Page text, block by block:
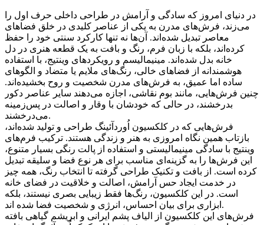
در دنیای امروز که سادگی و آرامش در طراحی داخلی حرف اول را
می‌زند، فرش‌های مدرن به یکی از عناصر کلیدی در خلق فضاهای
معاصر تبدیل شده‌اند. آن‌ها نه تنها کارکرد سنتی خود را حفظ
کرده‌اند، بلکه با زبان فرم، رنگ و بافت به یک قطعه هنری در دل
خانه بدل شده‌اند. مینیمالیسم و رویکردهای وینتیج، با استفاده
هوشمندانه از فضاهای خالی، رنگ‌های ملایم یا متضاد و الگوهای
ساده اما عمیق، به فرش‌های مدرن شخصیت و روح بخشیده‌اند.
چنین فرش‌هایی، مانند بوم نقاشی، اجازه می‌دهند سایر عناصر دکور
بدرخشند، در حالی که خودشان با وقار و اصالت در پس‌زمینه
می‌درخشند.
فرش‌هایی که در کلکسیون اُوردآئينگ طراحی و تولید شده‌اند،
بازتاب همین نگاه امروزی به هنر و زندگی هستند. ترکیب فرم‌های
وینتیج با سادگی مینیمالیستی و استفاده از پالت رنگی بسیار متنوع،
این فرش‌ها را به گزینه‌ای مناسب برای هر نوع فضا و سلیقه تبدیل
کرده است. از بافت و تکنیک طراحی گرفته تا انتخاب رنگ، همه چیز
در خدمت ایجاد حس آرامش، اصالت و خلاقیت در فضای خانه
است. در این کلکسیون، رنگ‌ها فقط زیبایی بصری نیستند، بلکه
ابزاری برای بیان احساس، انرژی و شخصیت فضا شده اند.
فرش‌های این کلکسیون از الیاف پشم ایرانی و ابریشم گیاهی بافته